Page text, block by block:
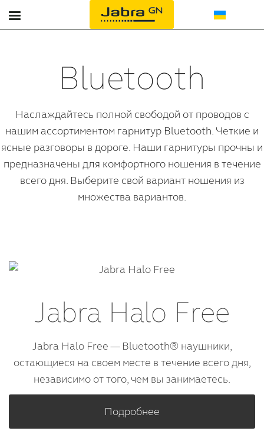
Гарнитуры для контакт-центров
Bluetooth
Поддержка
Bluetooth
Наслаждайтесь полной свободой от проводов с
нашим ассортиментом гарнитур Bluetooth. Четкие и
ясные разговоры в дороге. Наши гарнитуры прочны и
предназначены для комфортного ношения в течение
всего дня. Выберите свой вариант ношения из
множества вариантов.
Jabra Halo Free
Jabra Halo Free — Bluetooth® наушники,
остающиеся на своем месте в течение всего дня,
независимо от того, чем вы занимаетесь.
Подробнее